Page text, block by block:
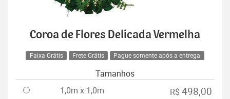
Coroa de Flores Delicada Vermelha
Faixa Grátis Frete Grátis Pague somente após a entrega
Tamanhos
1,0m x 1,0m
R$ 498,00